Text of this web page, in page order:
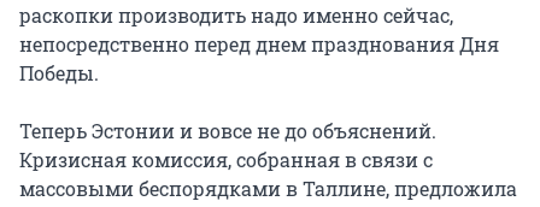
раскопки производить надо именно сейчас,
непосредственно перед днем празднования Дня
Победы.
Теперь Эстонии и вовсе не до объяснений.
Кризисная комиссия, собранная в связи с
массовыми беспорядками в Таллине, предложила